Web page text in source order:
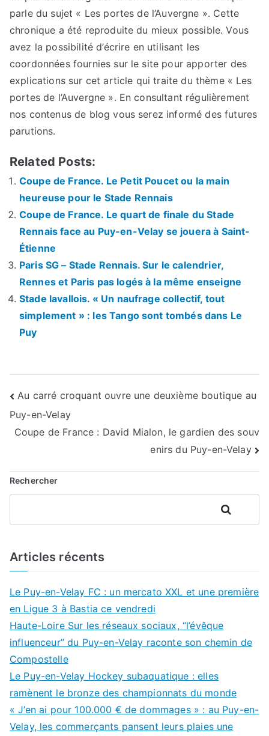
parle du sujet « Les portes de l’Auvergne ». Cette
chronique a été reproduite du mieux possible. Vous
avez la possibilité d’écrire en utilisant les
coordonnées fournies sur le site pour apporter des
explications sur cet article qui traite du thème « Les
portes de l’Auvergne ». En consultant régulièrement
nos contenus de blog vous serez informé des futures
parutions.
Related Posts:
Coupe de France. Le Petit Poucet ou la main
heureuse pour le Stade Rennais
Coupe de France. Le quart de finale du Stade
Rennais face au Puy-en-Velay se jouera à Saint-
Étienne
Paris SG – Stade Rennais. Sur le calendrier,
Rennes et Paris pas logés à la même enseigne
Stade lavallois. « Un naufrage collectif, tout
simplement » : les Tango sont tombés dans Le
Puy
Navigation
de
Au carré croquant ouvre une deuxième boutique au
Puy-en-Velay
Coupe de France : David Mialon, le gardien des souv
enirs du Puy-en-Velay
Rechercher
Rechercher
Articles récents
Le Puy-en-Velay FC : un mercato XXL et une première
en Ligue 3 à Bastia ce vendredi
Haute-Loire Sur les réseaux sociaux, “l’évêque
influenceur” du Puy-en-Velay raconte son chemin de
Compostelle
Le Puy-en-Velay Hockey subaquatique : elles
ramènent le bronze des championnats du monde
« J’en ai pour 100.000 € de dommages » : au Puy-en-
Velay, les commerçants pansent leurs plaies une